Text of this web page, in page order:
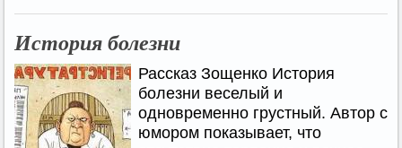
История болезни
Рассказ Зощенко История
болезни веселый и
одновременно грустный. Автор с
юмором показывает, что